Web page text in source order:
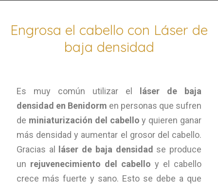
Engrosa el cabello con Láser de
baja densidad
Es muy común utilizar el láser de baja
densidad en Benidorm en personas que sufren
de miniaturización del cabelloy quieren ganar
más densidad y aumentar el grosor del cabello.
Gracias al láser de baja densidad se produce
un rejuvenecimiento del cabello y el cabello
crece más fuerte y sano. Esto se debe a que